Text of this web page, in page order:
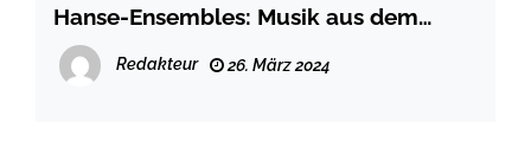
Hanse-Ensembles: Musik aus dem
alten Danzig
Redakteur 26. März 2024